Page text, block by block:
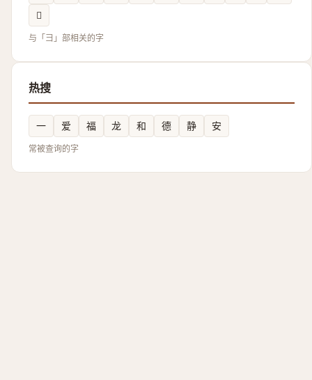
𪫇
与「彐」部相关的字
热搜
一 爱 福 龙 和 德 静 安
常被查询的字